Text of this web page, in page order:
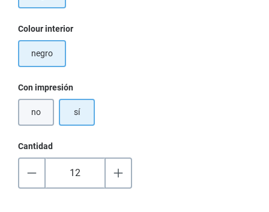
Seleccione
Colour interior
negro
Seleccione
Con impresión
no sí
Cantidad